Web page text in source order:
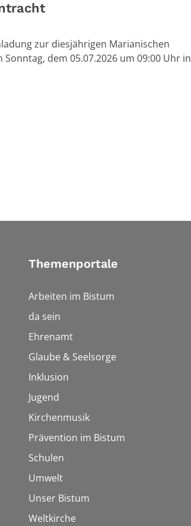
zur diesjährigen Marianischen
dem 05.07.2026 um 09:00 Uhr in
Themenportale
Arbeiten im Bistum
da sein
Ehrenamt
Glaube & Seelsorge
Inklusion
Jugend
Kirchenmusik
Prävention im Bistum
Schulen
Umwelt
Unser Bistum
Weltkirche